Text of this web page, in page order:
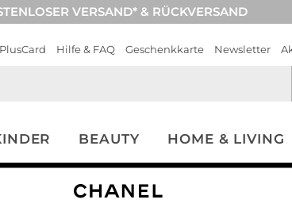
VERSAND* & RÜCKVERSAND
PlusCard Hilfe & FAQ Geschenkkarte Newsletter
BEAUTY HOME & LIVING